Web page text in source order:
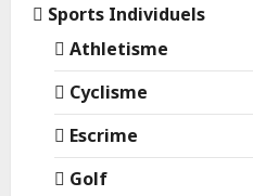
Sports Individuels
Athletisme
Cyclisme
Escrime
Golf